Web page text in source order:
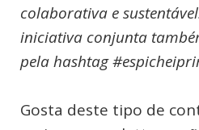
colaborativa e
iniciativa conjunta
pela hashtag
Gosta deste tipo de